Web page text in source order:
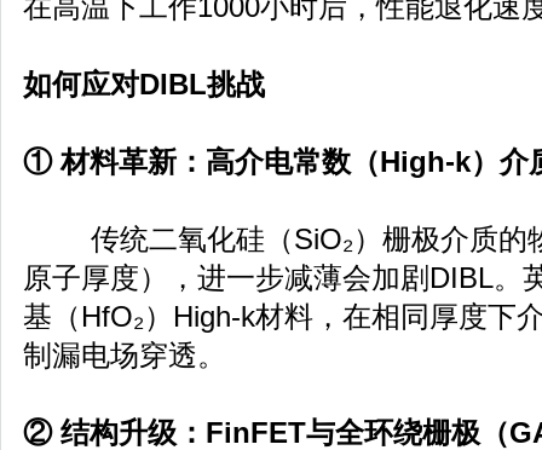
在高温下工作1000小时后，性能退化速
如何应对DIBL挑战
① 材料革新：高介电常数（High-k）介
传统二氧化硅（SiO₂）栅极介质的
原子厚度），进一步减薄会加剧DIBL。
基（HfO₂）High-k材料，在相同厚度下
制漏电场穿透。
② 结构升级：FinFET与全环绕栅极（